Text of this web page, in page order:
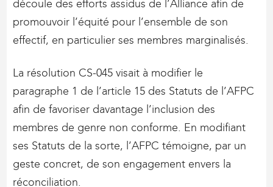
découle des efforts assidus de l’Alliance afin de
promouvoir l’équité pour l’ensemble de son
effectif, en particulier ses membres marginalisés.
La résolution CS-045 visait à modifier le
paragraphe 1 de l’article 15 des Statuts de l’AFPC
afin de favoriser davantage l’inclusion des
membres de genre non conforme. En modifiant
ses Statuts de la sorte, l’AFPC témoigne, par un
geste concret, de son engagement envers la
réconciliation.